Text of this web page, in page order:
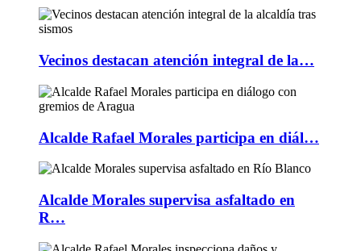
Vecinos destacan atención integral de la…
Alcalde Rafael Morales participa en diál…
Alcalde Morales supervisa asfaltado en
R…